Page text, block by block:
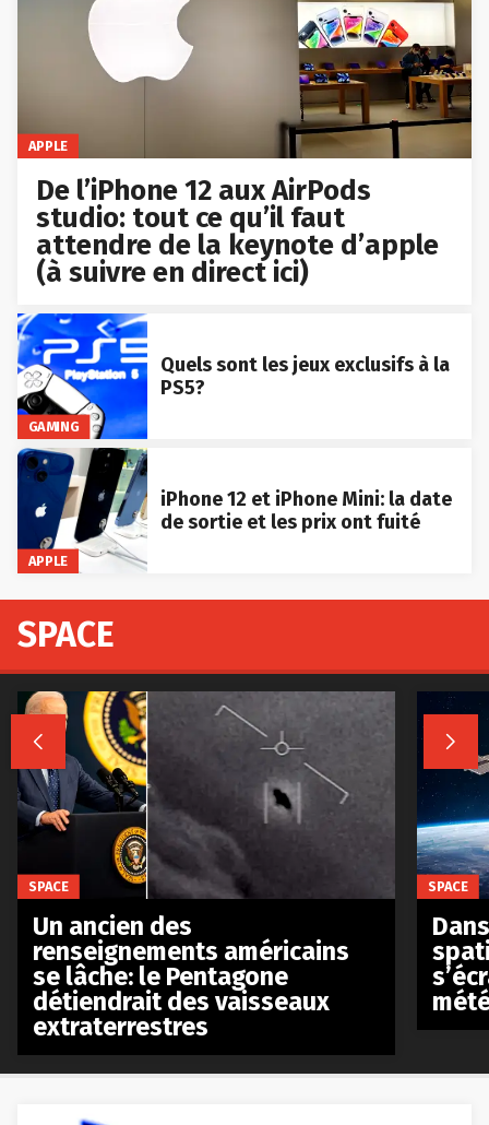
APPLE
De l’iPhone 12 aux AirPods
studio: tout ce qu’il faut
attendre de la keynote d’apple
(à suivre en direct ici)
GAMING
Quels sont les jeux exclusifs à la
PS5?
APPLE
iPhone 12 et iPhone Mini: la date
de sortie et les prix ont fuité
SPACE
 
SPACE
Un ancien des
renseignements américains
se lâche: le Pentagone
détiendrait des vaisseaux
extraterrestres
SPACE